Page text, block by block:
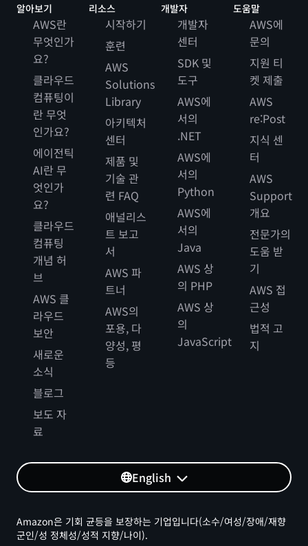
알아보기
AWS란
무엇인가
요?
클라우드
컴퓨팅이
란 무엇
인가요?
에이전틱
AI란 무
엇인가
요?
클라우드
컴퓨팅
개념 허
브
AWS 클
라우드
보안
새로운
소식
블로그
보도 자
료
리소스
시작하기
훈련
AWS
Solutions
Library
아키텍처
센터
제품 및
기술 관
련 FAQ
애널리스
트 보고
서
AWS 파
트너
AWS의
포용, 다
양성, 평
등
개발자
개발자
센터
SDK 및
도구
AWS에
서의
.NET
AWS에
서의
Python
AWS에
서의
Java
AWS 상
의 PHP
AWS 상
의
JavaScript
도움말
AWS에
문의
지원 티
켓 제출
AWS
re:Post
지식 센
터
AWS
Support
개요
전문가의
도움 받
기
AWS 접
근성
법적 고
지
English
Amazon은 기회 균등을 보장하는 기업입니다(소수/여성/장애/재향
군인/성 정체성/성적 지향/나이).